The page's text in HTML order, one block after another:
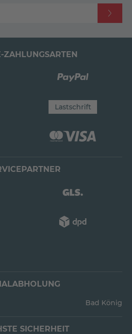
ZAHLUNGSARTEN
Lastschrift
Bad König
SICHERHEIT